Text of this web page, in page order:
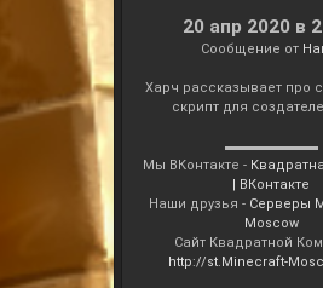
20 апр 2020 в
Сообщение от
Харч рассказывает про
скрипт для
▬▬▬▬▬▬▬
Мы ВКонтакте -
| ВКонтакте
Наши друзья - Серверы
Moscow
Сайт Квадратной
http://st.Minecraft-